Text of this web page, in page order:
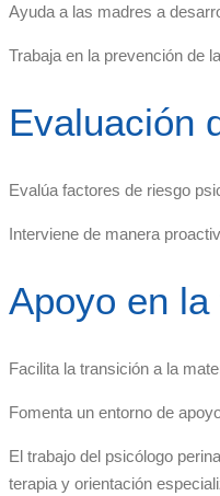
Ayuda a las madres a
Trabaja en la prevención de
Evaluación
Evalúa factores de riesgo
Interviene de manera
Apoyo en
Facilita la transición a la
Fomenta un entorno de
El trabajo del psicólogo
terapia y orientación